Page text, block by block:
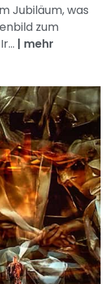
Jubiläum, was
zum
| mehr